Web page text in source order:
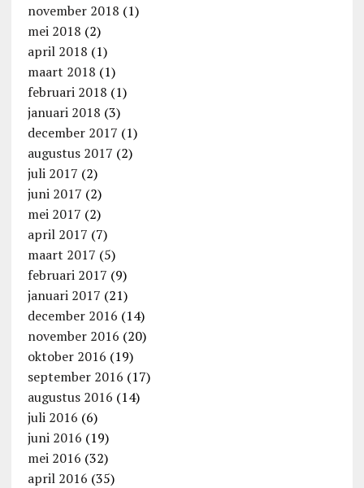
november 2018 (1)
mei 2018 (2)
april 2018 (1)
maart 2018 (1)
februari 2018 (1)
januari 2018 (3)
december 2017 (1)
augustus 2017 (2)
juli 2017 (2)
juni 2017 (2)
mei 2017 (2)
april 2017 (7)
maart 2017 (5)
februari 2017 (9)
januari 2017 (21)
december 2016 (14)
november 2016 (20)
oktober 2016 (19)
september 2016 (17)
augustus 2016 (14)
juli 2016 (6)
juni 2016 (19)
mei 2016 (32)
april 2016 (35)